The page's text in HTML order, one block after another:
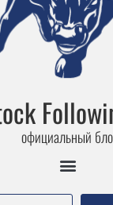
официальный